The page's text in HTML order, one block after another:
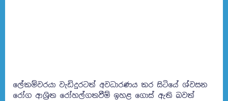
ලේකම්වරයා වැඩිදුරටත් අවධාරණය කර සිටියේ ශ්වසන
රෝග ආශ්‍රිත රෝහල්ගතවීම් ඉහළ ගොස් ඇති බවත්